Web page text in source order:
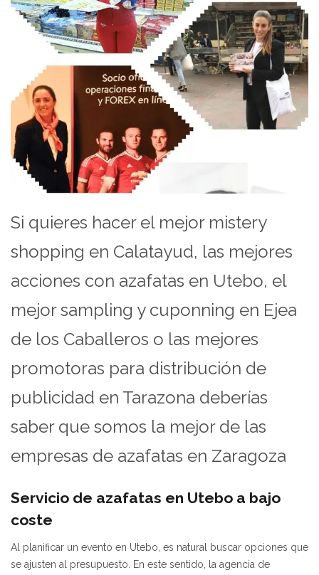
Si quieres hacer el mejor mistery
shopping en Calatayud, las mejores
acciones con azafatas en Utebo, el
mejor sampling y cuponning en Ejea
de los Caballeros o las mejores
promotoras para distribución de
publicidad en Tarazona deberías
saber que somos la mejor de las
empresas de azafatas en Zaragoza
Servicio de azafatas en Utebo a bajo
coste
Al planificar un evento en Utebo, es natural buscar opciones que
se ajusten al presupuesto. En este sentido, la agencia de